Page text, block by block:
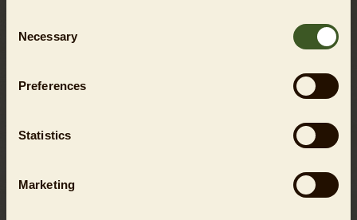
Selection
Necessary
Preferences
Statistics
Marketing